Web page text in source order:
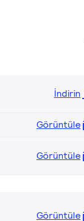
İndirin
Görüntüle
Görüntüle
Görüntüle